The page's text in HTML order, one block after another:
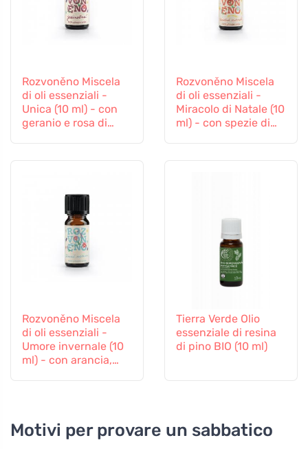
Rozvoněno Miscela
di oli essenziali -
Unica (10 ml) - con
geranio e rosa di
Rozvoněno Miscela
di oli essenziali -
Miracolo di Natale (10
ml) - con spezie di
Rozvoněno Miscela
di oli essenziali -
Umore invernale (10
ml) - con arancia,
Tierra Verde Olio
essenziale di resina
di pino BIO (10 ml)
Motivi per provare un sabbatico